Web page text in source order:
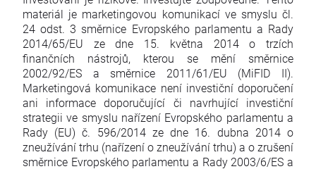
materiál je marketingovou komunikací ve smyslu čl.
24 odst. 3 směrnice Evropského parlamentu a Rady
2014/65/EU ze dne 15. května 2014 o trzích
finančních nástrojů, kterou se mění směrnice
2002/92/ES a směrnice 2011/61/EU (MiFID II).
Marketingová komunikace není investiční doporučení
ani informace doporučující či navrhující investiční
strategii ve smyslu nařízení Evropského parlamentu a
Rady (EU) č. 596/2014 ze dne 16. dubna 2014 o
zneužívání trhu (nařízení o zneužívání trhu) a o zrušení
směrnice Evropského parlamentu a Rady 2003/6/ES a